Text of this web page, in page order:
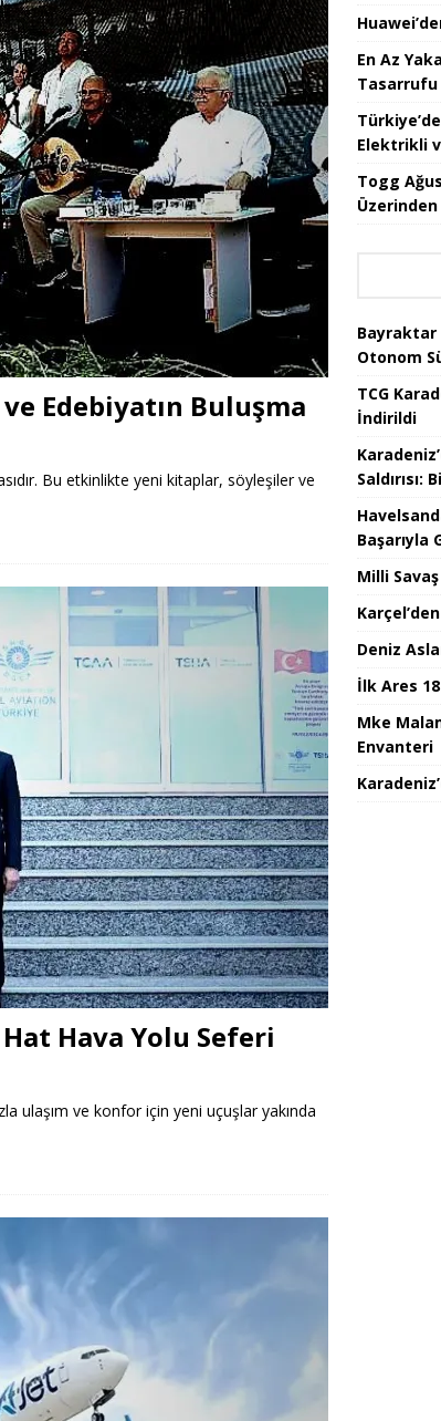
Edebiyatın Buluşma
Bu etkinlikte yeni kitaplar, söyleşiler ve
Hava Yolu Seferi
ulaşım ve konfor için yeni uçuşlar yakında
En Az
Tasarrufu
Elektrikli
Togg
Üzerinden
Bayraktar
Otonom
TCG
İndirildi
Saldırısı:
Başarıyla
Milli
Deniz
İlk Ares
Mke
Envanteri